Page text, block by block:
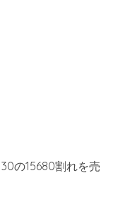
の15680割れを売